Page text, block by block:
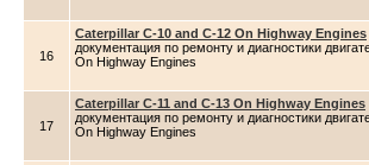
16
Caterpillar C-10 and C-12 On Highway Engines
документация по ремонту и диагностики
On Highway Engines
17
Caterpillar C-11 and C-13 On Highway Engines
документация по ремонту и диагностики
On Highway Engines